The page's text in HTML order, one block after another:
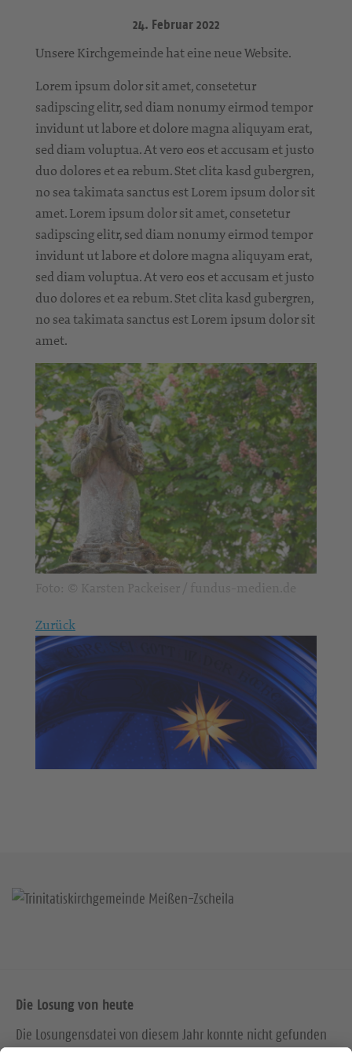
24. Februar 2022
Unsere Kirchgemeinde hat eine neue Website.
Lorem ipsum dolor sit amet, consetetur
sadipscing elitr, sed diam nonumy eirmod tempor
invidunt ut labore et dolore magna aliquyam erat,
sed diam voluptua. At vero eos et accusam et justo
duo dolores et ea rebum. Stet clita kasd gubergren,
no sea takimata sanctus est Lorem ipsum dolor sit
amet. Lorem ipsum dolor sit amet, consetetur
sadipscing elitr, sed diam nonumy eirmod tempor
invidunt ut labore et dolore magna aliquyam erat,
sed diam voluptua. At vero eos et accusam et justo
duo dolores et ea rebum. Stet clita kasd gubergren,
no sea takimata sanctus est Lorem ipsum dolor sit
amet.
Zurück
Die Losung von heute
Die Losungensdatei von diesem Jahr konnte nicht gefunden